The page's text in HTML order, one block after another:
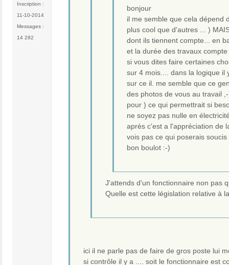
Inscription :
11-10-2014
Messages :
14 282
bonjour
il me semble que cela
plus cool que d'autres ... )
dont ils tiennent compte... en
et la durée des travaux
si vous dites faire certaines
sur 4 mois.... dans la logique il
sur ce il. me semble que ce
des photos de vous au travail
pour ) ce qui permettrait si
ne soyez pas nulle en
après c'est a l'appréciation de
vois pas ce qui poserais soucis
bon boulot :-)
J'attends d'un fonctionnaire non pas
Quelle est cette législation relative à
ici il ne parle pas de faire de gros poste lui
si contrôle il y a .... soit le fonctionnaire est